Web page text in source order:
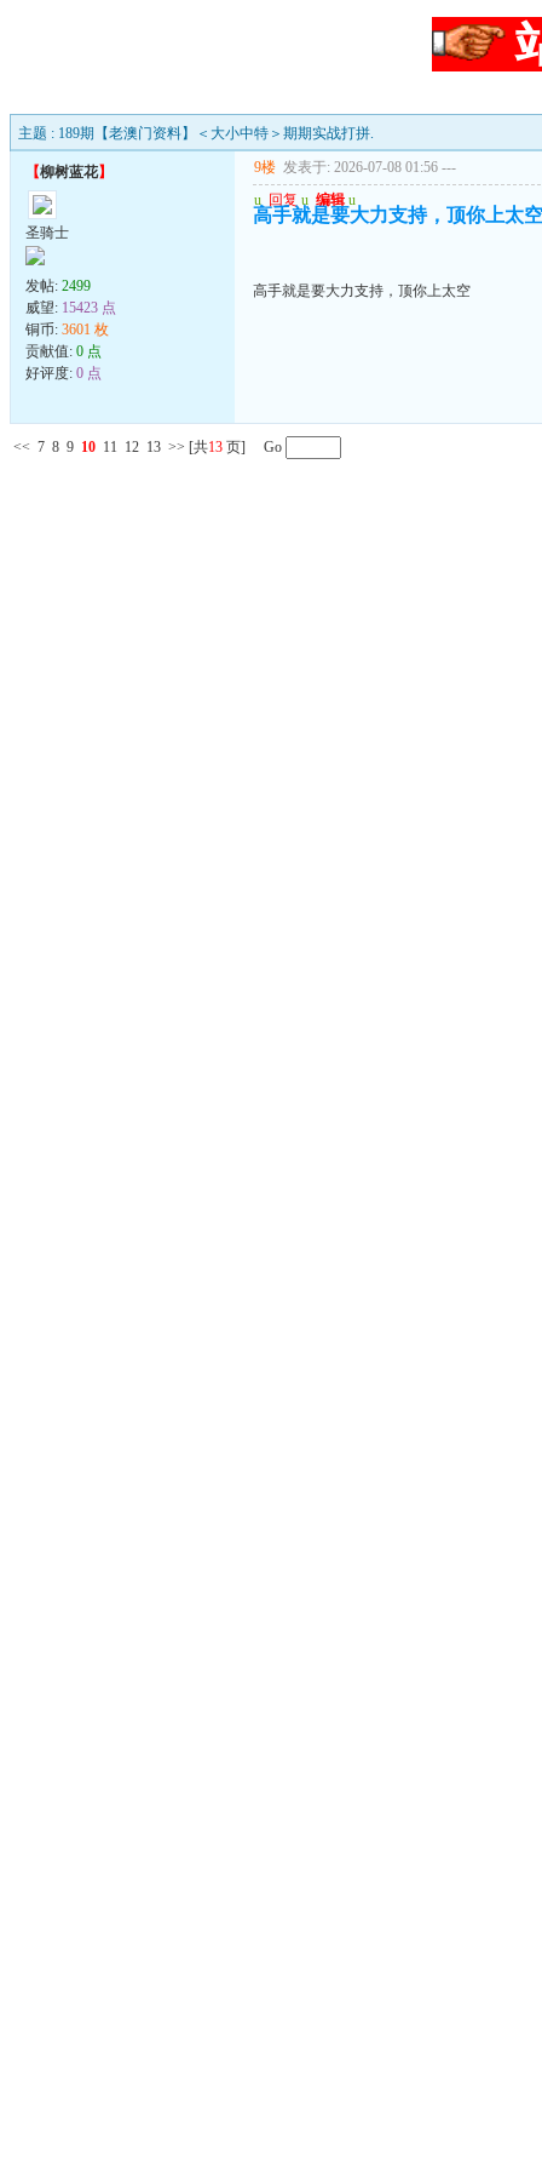
主题 : 189期【老澳门资料】＜大小中特＞期期实战打拼.
【柳树蓝花】
圣骑士
发帖: 2499
威望: 15423 点
铜币: 3601 枚
贡献值: 0 点
好评度: 0 点
9楼 发表于: 2026-07-08 01:56 ---
u 回复 u 编辑 u
高手就是要大力支持，顶你上太空
高手就是要大力支持，顶你上太空
<< 7 8 9 10 11 12 13 >> [共13 页] Go